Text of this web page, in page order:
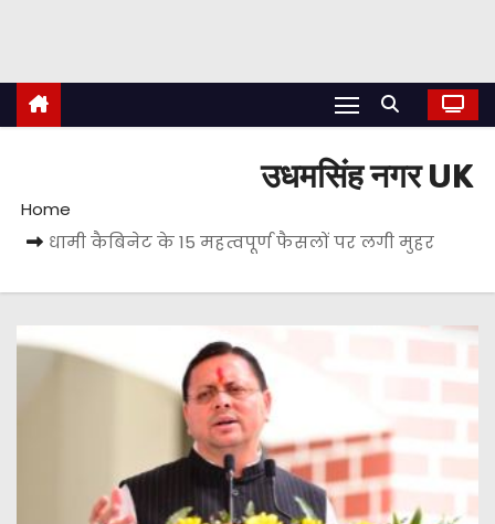
उधमसिंह नगर UK
Home
धामी कैबिनेट के 15 महत्वपूर्ण फैसलों पर लगी मुहर